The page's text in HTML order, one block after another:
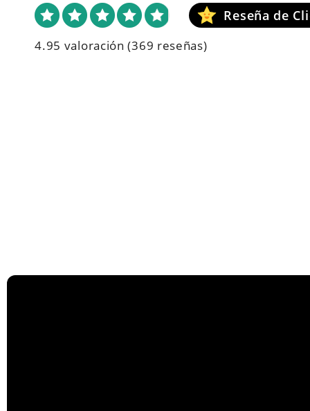
4.95 valoración (369 reseñas)